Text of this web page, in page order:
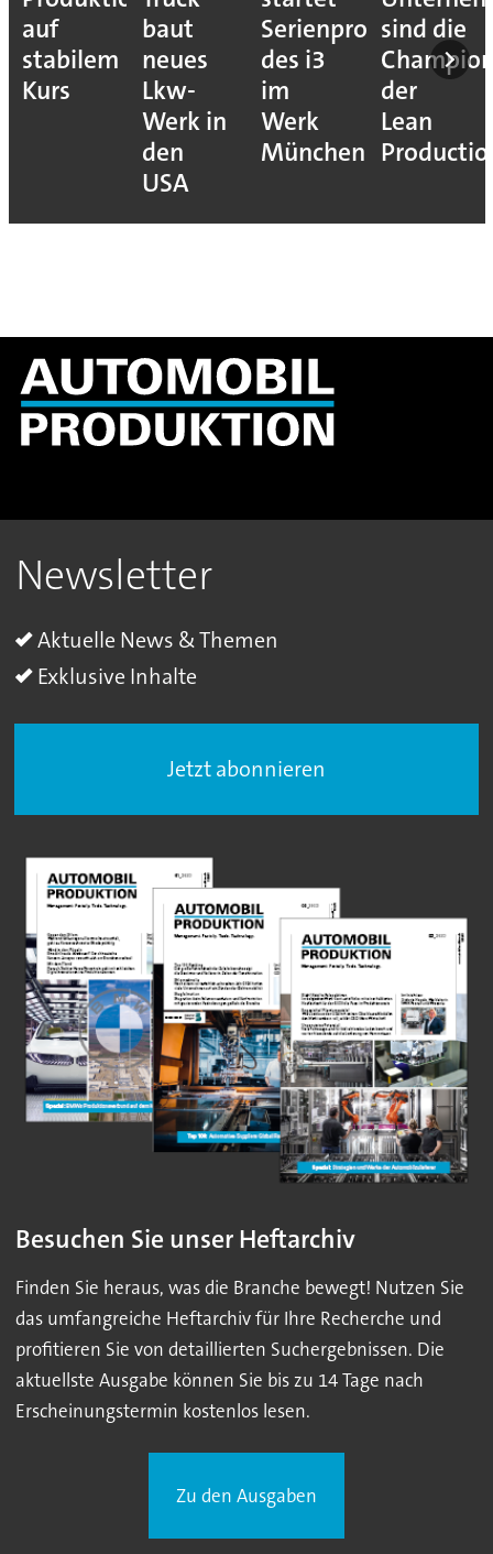
auf
stabilem
Kurs
baut
neues
Lkw-
Werk in
den
USA
Serienproduktion
des i3
im
Werk
München
sind die
der
Lean
Newsletter
Aktuelle News & Themen
Exklusive Inhalte
Jetzt abonnieren
Besuchen Sie unser Heftarchiv
Finden Sie heraus, was die Branche bewegt! Nutzen Sie
das umfangreiche Heftarchiv für Ihre Recherche und
profitieren Sie von detaillierten Suchergebnissen. Die
aktuellste Ausgabe können Sie bis zu 14 Tage nach
Erscheinungstermin kostenlos lesen.
Zu den Ausgaben